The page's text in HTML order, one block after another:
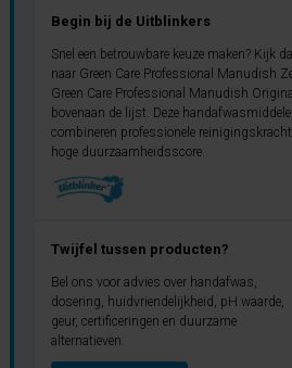
Begin bij de Uitblinkers
Snel een betrouwbare keuze maken? Kijk
naar Green Care Professional Manudish
Green Care Professional Manudish
bovenaan de lijst. Deze
combineren professionele reinigingskracht
hoge duurzaamheidsscore.
Twijfel tussen producten?
Bel ons voor advies over handafwas,
dosering, huidvriendelijkheid, pH waarde,
geur, certificeringen en duurzame
alternatieven.